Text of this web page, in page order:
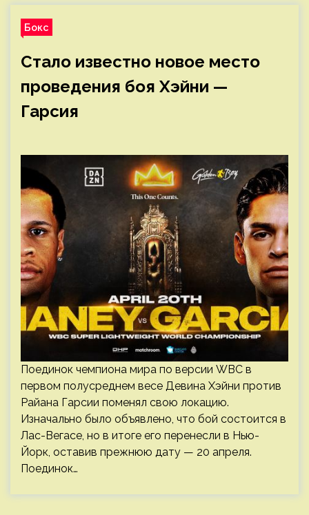
Бокс
Стало известно новое место
проведения боя Хэйни —
Гарсия
Поединок чемпиона мира по версии WBC в
первом полусреднем весе Девина Хэйни против
Райана Гарсии поменял свою локацию.
Изначально было объявлено, что бой состоится в
Лас-Вегасе, но в итоге его перенесли в Нью-
Йорк, оставив прежнюю дату — 20 апреля.
Поединок…